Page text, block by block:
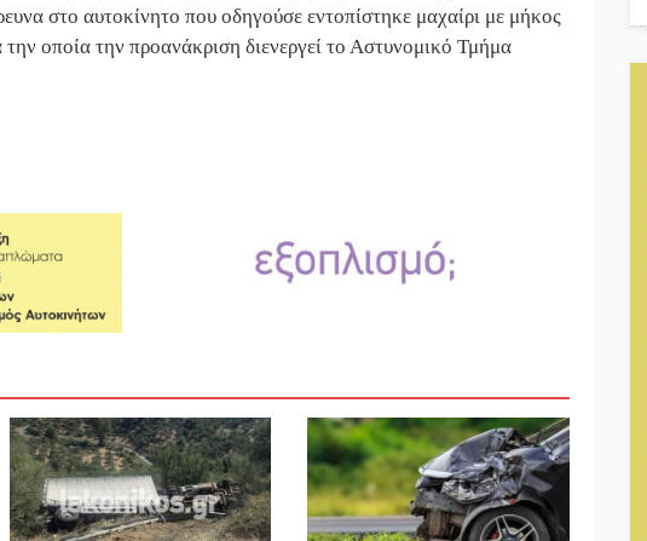
στο αυτοκίνητο που οδηγούσε εντοπίστηκε μαχαίρι με μήκος
οποία την προανάκριση διενεργεί το Αστυνομικό Τμήμα